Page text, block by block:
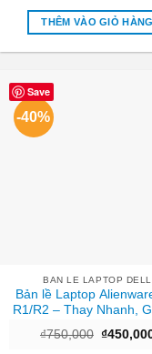
là:
THÊM VÀO GIỎ HÀNG
Save
-40%
BAN LE LAPTOP DELL
Bản lề Laptop
R1/R2 – Thay Nhanh,
₫750,000 Giá
₫